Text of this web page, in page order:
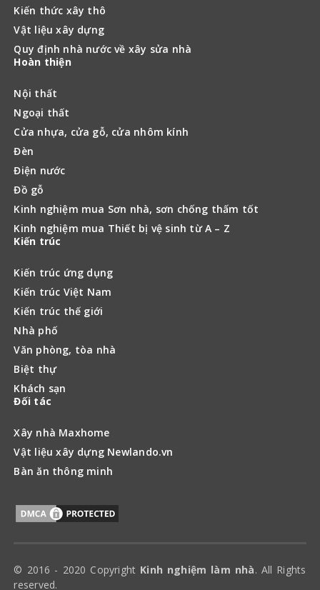
Kiến thức xây thô
Vật liệu xây dựng
Quy định nhà nước về xây sửa nhà
Hoàn thiện
Nội thất
Ngoại thất
Cửa nhựa, cửa gỗ, cửa nhôm kính
Đèn
Điện nước
Đồ gỗ
Kinh nghiệm mua Sơn nhà, sơn chống thấm tốt
Kinh nghiệm mua Thiết bị vệ sinh từ A – Z
Kiến trúc
Kiến trúc ứng dụng
Kiến trúc Việt Nam
Kiến trúc thế giới
Nhà phố
Văn phòng, tòa nhà
Biệt thự
Khách sạn
Đối tác
Xây nhà Maxhome
Vật liệu xây dựng Newlando.vn
Bàn ăn thông minh
© 2016 - 2020 Copyright Kinh nghiệm làm nhà. All Rights
reserved.